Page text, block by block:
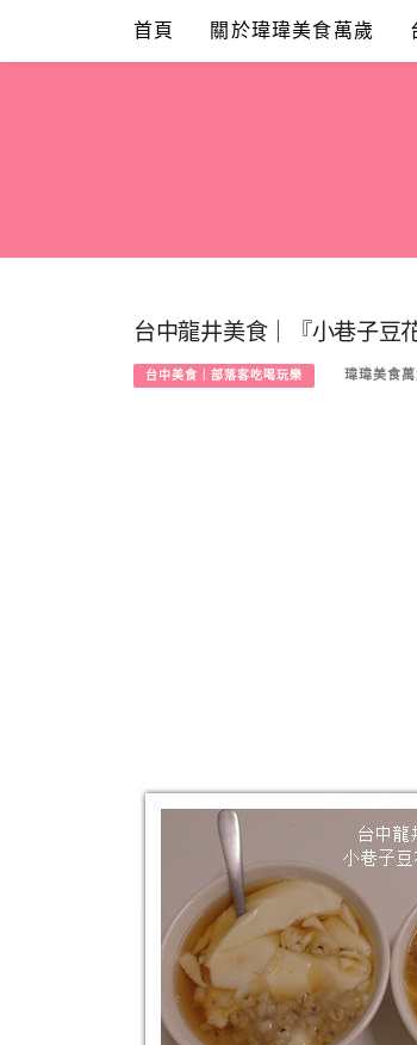
content
首頁 關於瑋瑋美食萬歲
台中龍井美食｜『小巷子豆
台中美食｜部落客吃喝玩樂 瑋瑋美食萬